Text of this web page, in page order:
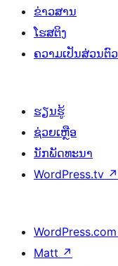
ຂ່າວສານ
ໂຮສຕິງ
ຄວາມເປັນສ່ວນຕົວ
ຮຽນຮູ້
ຊ່ວຍເຫຼືອ
ນັກພັດທະນາ
WordPress.tv ↗
WordPress.com
Matt ↗